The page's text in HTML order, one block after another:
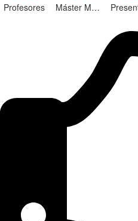
Profesores Máster Marketing Digital en Alicante